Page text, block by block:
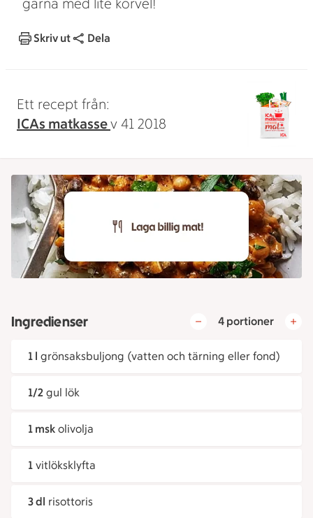
gärna med lite körvel!
Skriv ut Dela
Ett recept från:
ICAs matkassev 41 2018
Ingredienser 4 portioner
1 l grönsaksbuljong (vatten och tärning eller fond)
1/2 gul lök
1 msk olivolja
1 vitlöksklyfta
3 dl risottoris